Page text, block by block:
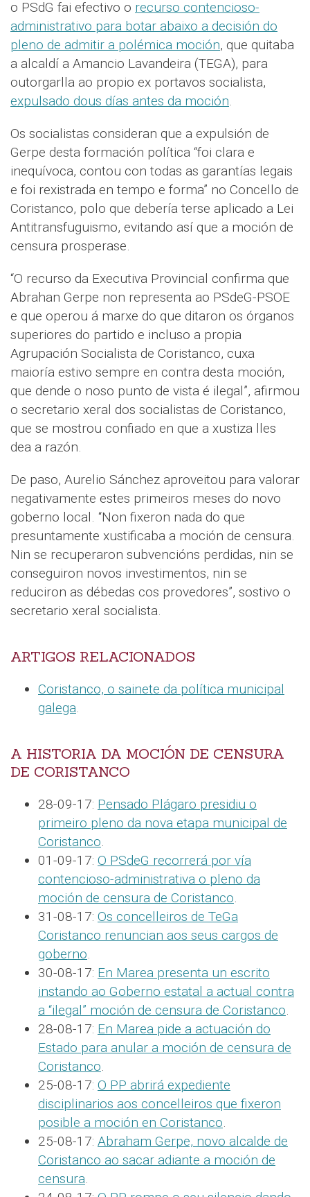
o PSdG fai efectivo o recurso contencioso-
administrativo para botar abaixo a decisión do
pleno de admitir a polémica moción, que quitaba
a alcaldí a Amancio Lavandeira (TEGA), para
outorgarlla ao propio ex portavos socialista,
expulsado dous días antes da moción.
Os socialistas consideran que a expulsión de
Gerpe desta formación política “foi clara e
inequívoca, contou con todas as garantías legais
e foi rexistrada en tempo e forma” no Concello de
Coristanco, polo que debería terse aplicado a Lei
Antitransfuguismo, evitando así que a moción de
censura prosperase.
“O recurso da Executiva Provincial confirma que
Abrahan Gerpe non representa ao PSdeG-PSOE
e que operou á marxe do que ditaron os órganos
superiores do partido e incluso a propia
Agrupación Socialista de Coristanco, cuxa
maioría estivo sempre en contra desta moción,
que dende o noso punto de vista é ilegal”, afirmou
o secretario xeral dos socialistas de Coristanco,
que se mostrou confiado en que a xustiza lles
dea a razón.
De paso, Aurelio Sánchez aproveitou para valorar
negativamente estes primeiros meses do novo
goberno local. “Non fixeron nada do que
presuntamente xustificaba a moción de censura.
Nin se recuperaron subvencións perdidas, nin se
conseguiron novos investimentos, nin se
reduciron as débedas cos provedores”, sostivo o
secretario xeral socialista.
ARTIGOS RELACIONADOS
Coristanco, o sainete da política municipal
galega.
A HISTORIA DA MOCIÓN DE CENSURA
DE CORISTANCO
28-09-17: Pensado Plágaro presidiu o
primeiro pleno da nova etapa municipal de
Coristanco.
01-09-17: O PSdeG recorrerá por vía
contencioso-administrativa o pleno da
moción de censura de Coristanco.
31-08-17: Os concelleiros de TeGa
Coristanco renuncian aos seus cargos de
goberno.
30-08-17: En Marea presenta un escrito
instando ao Goberno estatal a actual contra
a “ilegal” moción de censura de Coristanco.
28-08-17: En Marea pide a actuación do
Estado para anular a moción de censura de
Coristanco.
25-08-17: O PP abrirá expediente
disciplinarios aos concelleiros que fixeron
posible a moción en Coristanco.
25-08-17: Abraham Gerpe, novo alcalde de
Coristanco ao sacar adiante a moción de
censura.